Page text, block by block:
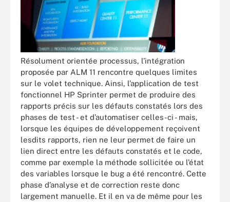
Résolument orientée processus, l’intégration
proposée par ALM 11 rencontre quelques limites
sur le volet technique. Ainsi, l’application de test
fonctionnel HP Sprinter permet de produire des
rapports précis sur les défauts constatés lors des
phases de test - et d’automatiser celles-ci - mais,
lorsque les équipes de développement reçoivent
lesdits rapports, rien ne leur permet de faire un
lien direct entre les défauts constatés et le code,
comme par exemple la méthode sollicitée ou l’état
des variables lorsque le bug a été rencontré. Cette
phase d’analyse et de correction reste donc
largement manuelle. Et il en va de même pour les